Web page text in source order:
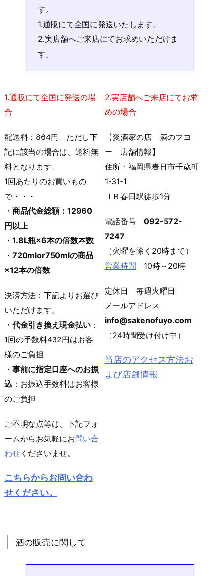
す。
1.通販にて全国に発送いたします。
2.実店舗へご来店にてお求めいただけま
す。
1.通販にて全国に発送の場
合
配送料：864円 ただし下
記に該当の場合は、送料無
料となります。
1回あたりのお買いもの
で・・・
・ 商品代金総額：12960
円以上
・ 1.8L瓶×6本の倍数本数
・ 720mlor750mlの商品
×12本の倍数
決済方法：下記よりお選び
いただけます。
・ 代金引き換え現金払い ：
1回の手数料432円はお客
様のご負担
・ 事前に指定口座へのお振
込 ：お振込手数料はお客様
のご負担
ご不明な点等は、下記フォ
ームからお気軽にお問い合
わせ くださいませ。
こちらからお問い合わ
せください。
2.実店舗へご来店にてお求
めの場合
【愛酒家の店 酒のフヨ
ー 店舗情報】
住所：福岡県春日市千歳町
1-31-1
ＪＲ春日駅徒歩1分
電話番号 092-572-
7247
（火曜を除く20時まで）
営業時間 10時～20時
定休日 毎週火曜日
メールアドレス
info@sakenofuyo.com
（24時間受け付け中）
当店のアクセス方法お
よび店舗情報
酒の販売に関して